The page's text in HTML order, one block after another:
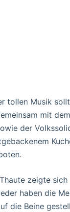
tollen Musik
mit
der
zeigte
haben die
die Beine